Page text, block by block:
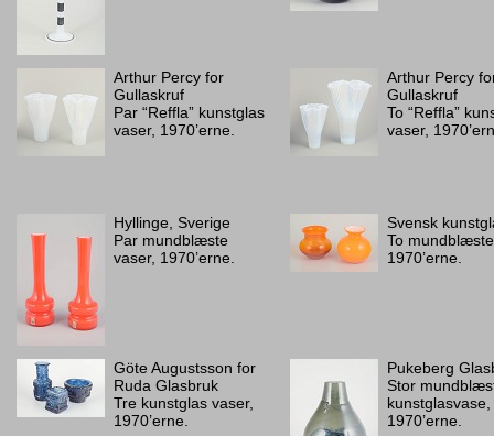
Arthur Percy for
Gullaskruf
Par “Reffla” kunstglas
vaser, 1970’erne.
Arthur Percy
Gullaskruf
To “Reffla”
vaser,
Hyllinge, Sverige
Par mundblæste
vaser, 1970’erne.
Svensk
To
1970’erne.
Göte Augustsson for
Ruda Glasbruk
Tre kunstglas vaser,
1970’erne.
Pukeberg
Stor
kunstglasvase,
1970’erne.